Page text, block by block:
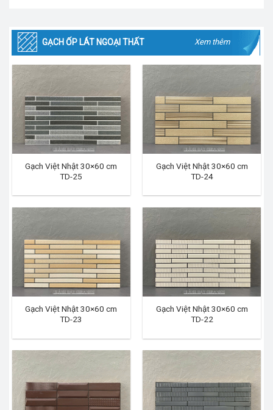
GẠCH ỐP LÁT NGOẠI THẤT Xem thêm
Gạch Việt Nhật 30×60 cm
TD-25
Gạch Việt Nhật 30×60 cm
TD-24
Gạch Việt Nhật 30×60 cm
TD-23
Gạch Việt Nhật 30×60 cm
TD-22